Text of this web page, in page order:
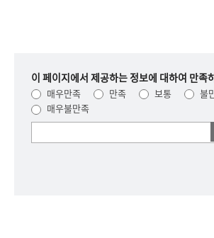
이 페이지에서 제공하는 정보에 대하여 만족
매우만족 만족 보통
불
매우불만족
의견을